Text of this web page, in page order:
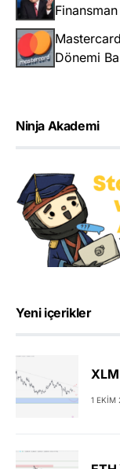
Finansman
Dönemi
Ninja Akademi
Yeni içerikler
1 EKIM